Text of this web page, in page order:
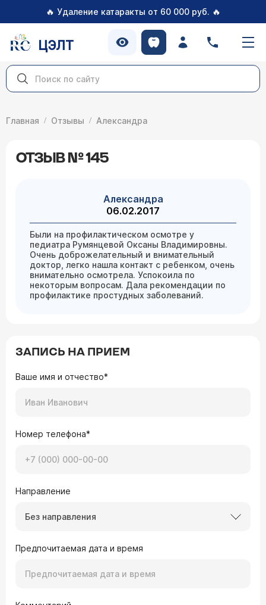
🔥 Удаление катаракты от 60 000 руб. 🔥
ЦЭЛТ
Главная Отзывы Александра
ОТЗЫВ № 145
Александра
06.02.2017
Были на профилактическом осмотре у
педиатра Румянцевой Оксаны Владимировны.
Очень доброжелательный и внимательный
доктор, легко нашла контакт с ребенком, очень
внимательно осмотрела. Успокоила по
некоторым вопросам. Дала рекомендации по
профилактике простудных заболеваний.
ЗАПИСЬ НА ПРИЕМ
Ваше имя и отчество*
Номер телефона*
Направление
Без направления
Предпочитаемая дата и время